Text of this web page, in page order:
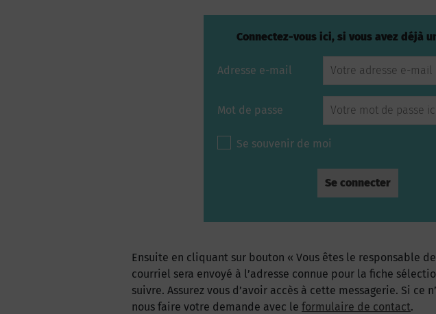
Connectez-vous ici, si vous avez déjà
Adresse e-mail
Mot de passe
Se souvenir de moi
Ensuite en cliquant sur bouton « Vous êtes le responsable
courriel sera envoyé à l’adresse connue pour la fiche
suivre. Assurez vous d’avoir accès à cette messagerie. Si ce
nous faire votre demande avec le formulaire de contact.